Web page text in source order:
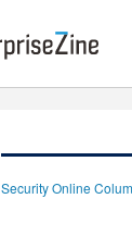
Security Online